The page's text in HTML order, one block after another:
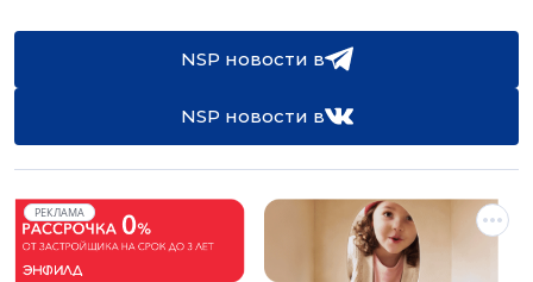
NSP новости в
NSP новости в
РЕКЛАМА